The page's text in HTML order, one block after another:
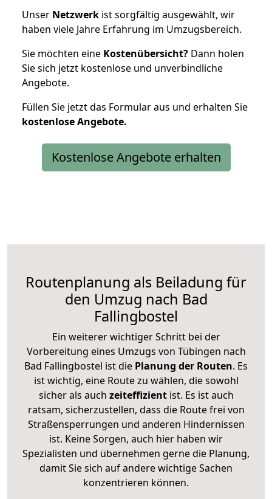
Unser Netzwerk ist sorgfältig ausgewählt, wir
haben viele Jahre Erfahrung im Umzugsbereich.
Sie möchten eine Kostenübersicht? Dann holen
Sie sich jetzt kostenlose und unverbindliche
Angebote.
Füllen Sie jetzt das Formular aus und erhalten Sie
kostenloseAngebote.
Kostenlose Angebote erhalten
Routenplanung als Beiladung für
den Umzug nach Bad
Fallingbostel
Ein weiterer wichtiger Schritt bei der
Vorbereitung eines Umzugs von Tübingen nach
Bad Fallingbostel ist die Planung der Routen. Es
ist wichtig, eine Route zu wählen, die sowohl
sicher als auch zeiteffizientist. Es ist auch
ratsam, sicherzustellen, dass die Route frei von
Straßensperrungen und anderen Hindernissen
ist. Keine Sorgen, auch hier haben wir
Spezialisten und übernehmen gerne die Planung,
damit Sie sich auf andere wichtige Sachen
konzentrieren können.